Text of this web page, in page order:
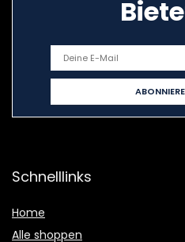
Schnelllinks
Home
Alle shoppen